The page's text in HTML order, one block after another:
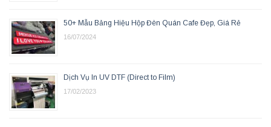
50+ Mẫu Bảng Hiệu Hộp Đèn Quán Cafe Đẹp, Giá Rẻ
16/07/2024
Dịch Vụ In UV DTF (Direct to Film)
17/02/2023